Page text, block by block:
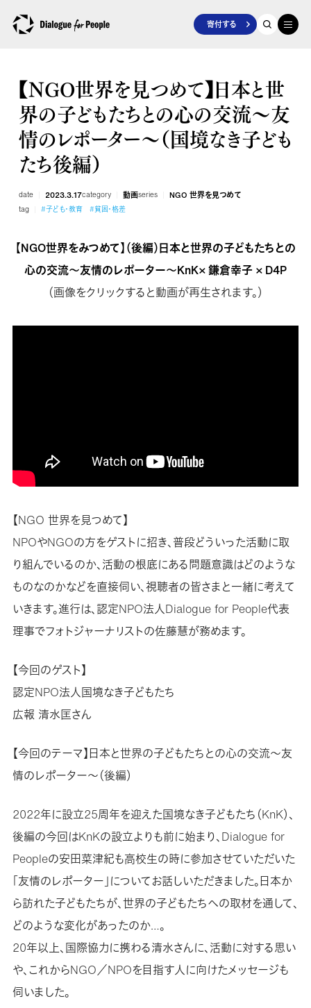
寄付する
【NGO世界を見つめて】日本と世
界の子どもたちとの心の交流～友
情のレポーター～（国境なき子ども
たち後編）
date 2023.3.17category 動画series NGO 世界を見つめて
tag #子ども・教育 #貧困・格差
【NGO世界をみつめて】（後編）日本と世界の子どもたちとの
心の交流～友情のレポーター～KnK× 鎌倉幸子 × D4P
（画像をクリックすると動画が再生されます。）
【NGO 世界を見つめて】
NPOやNGOの方をゲストに招き、普段どういった活動に取
り組んでいるのか、活動の根底にある問題意識はどのような
ものなのかなどを直接伺い、視聴者の皆さまと一緒に考えて
いきます。進行は、認定NPO法人Dialogue for People代表
理事でフォトジャーナリストの佐藤慧が務めます。
【今回のゲスト】
認定NPO法人国境なき子どもたち
広報 清水匡さん
【今回のテーマ】日本と世界の子どもたちとの心の交流～友
情のレポーター～（後編）
2022年に設立25周年を迎えた国境なき子どもたち（KnK）、
後編の今回はKnKの設立よりも前に始まり、Dialogue for
Peopleの安田菜津紀も高校生の時に参加させていただいた
「友情のレポーター」についてお話しいただきました。日本か
ら訪れた子どもたちが、世界の子どもたちへの取材を通して、
どのような変化があったのか…。
20年以上、国際協力に携わる清水さんに、活動に対する思い
や、これからNGO／NPOを目指す人に向けたメッセージも
伺いました。